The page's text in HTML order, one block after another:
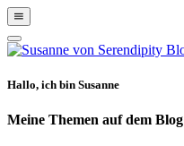
Show
Offscreen
Content
Hide
Offscreen
Hallo, ich bin Susanne
Meine Themen auf dem Blog